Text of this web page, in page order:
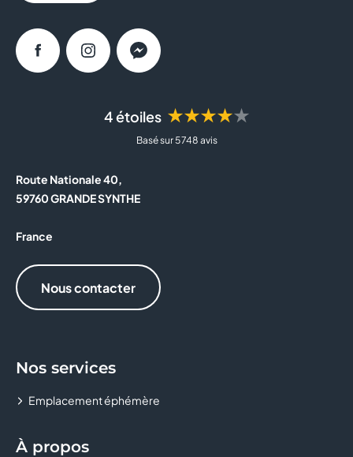
4 étoiles ★★★★★
Basé sur 5 748 avis
Route Nationale 40,
59760 GRANDE SYNTHE
France
Nous contacter
Nos services
Emplacement éphémère
À propos
FacebookInstagramMessenger